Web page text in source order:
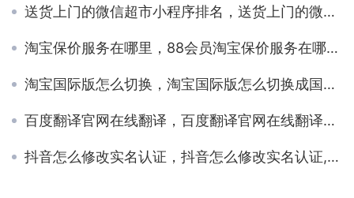
送货上门的微信超市小程序排名，送货上门的微信超市小程序弄？
淘宝保价服务在哪里，88会员淘宝保价服务在哪里？
淘宝国际版怎么切换，淘宝国际版怎么切换成国内版？
百度翻译官网在线翻译，百度翻译官网在线翻译中文？
抖音怎么修改实名认证，抖音怎么修改实名认证,不注销账号？